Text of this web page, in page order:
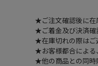
★ご注文確認後に在
★ご着金及び決済確
★在庫切れの際はご
★お客様都合による
★他の商品との同時